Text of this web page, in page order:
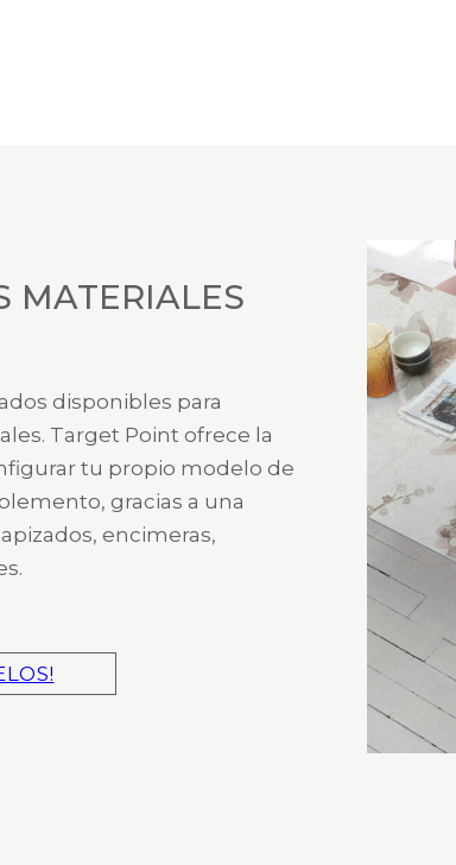
MATERIALES
disponibles para
Target Point ofrece la
tu propio modelo de
gracias a una
encimeras,